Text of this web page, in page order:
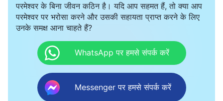
परमेश्वर के बिना जीवन कठिन है। यदि आप सहमत हैं, तो क्या आप
परमेश्वर पर भरोसा करने और उसकी सहायता प्राप्त करने के लिए
उनके समक्ष आना चाहते हैं?
WhatsApp पर हमसे संपर्क करें
Messenger पर हमसे संपर्क करें